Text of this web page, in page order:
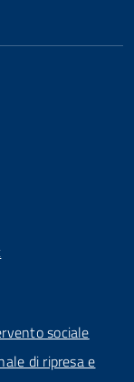
sociale
di ripresa e